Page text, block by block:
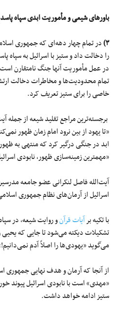
باورهای شیعی و مأموریت ابدی سپاه
۳) در تمام چهار دهه‌ای که جمهوری
را دخالت داد و ستیز با اسرائیل به سپاه
در عمل مأموریت آنها جنگ نامتقارن
تمام محدودیت‌ها و مخاطرات دخالت
خاصی را برای ستیز تعریف کرد.
برجسته‌ترین مراجع تقلید شیعه از جمله
«تا یهود از بین نرود امام زمان ظهور
ابد در جنگی درگیر کرد که منتهی به
«مهمترین زمینه‌سازی ظهور، نابودی
آیت‌الله فاصل‌ لنکرانی عضو جامعه
اسرائیل از آرمان‌های نظام جمهوری
با تکیه برآیات قرآنو روایت شیعه، در
تشکیلات دیکته می‌شود تا جایی که
می‌گوید «یهودی‌ها را اصلاً آدم
از آنجا که آرمان و هدف نهایی جمهوری
«مهدی» است با نابودی اسرائیل پیوند
ستیز ادامه خواهد داشت.